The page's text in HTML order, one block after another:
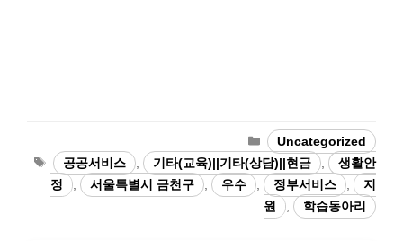
카
테
고
리
Uncategorized
태
그
공공서비스 기타(교육)||기타(상담)||현금
생활안
정
서울특별시 금천구 우수 정부서비스
지
원
학습동아리